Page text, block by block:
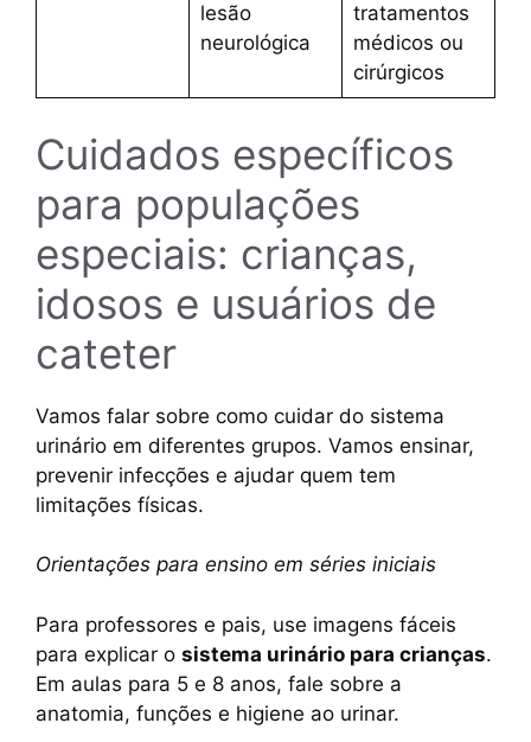
lesão
neurológica
tratamentos
médicos ou
cirúrgicos
Cuidados específicos
para populações
especiais: crianças,
idosos e usuários de
cateter
Vamos falar sobre como cuidar do sistema
urinário em diferentes grupos. Vamos ensinar,
prevenir infecções e ajudar quem tem
limitações físicas.
Orientações para ensino em séries iniciais
Para professores e pais, use imagens fáceis
para explicar o sistema urinário para crianças.
Em aulas para 5 e 8 anos, fale sobre a
anatomia, funções e higiene ao urinar.